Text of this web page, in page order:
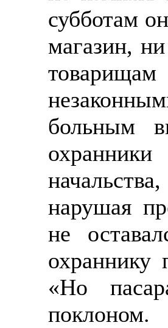
субботам
магазин,
больным
нарушая
не
охраннику
«Но
поклоном.